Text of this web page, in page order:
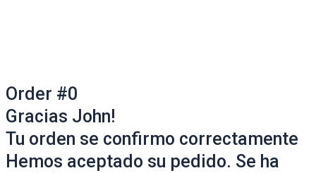
Order #0
Gracias John!
Tu orden se confirmo correctamente
Hemos aceptado su pedido. Se ha